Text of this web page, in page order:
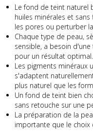
Le fond de teint naturel
huiles minérales et
les pores ou perturber
Chaque type de peau,
sensible, a besoin
pour un résultat optimal.
Les pigments minéraux
s'adaptent
plus naturel que les
Un fond de teint bien
sans retouche sur une
La préparation de la
importante que le choix